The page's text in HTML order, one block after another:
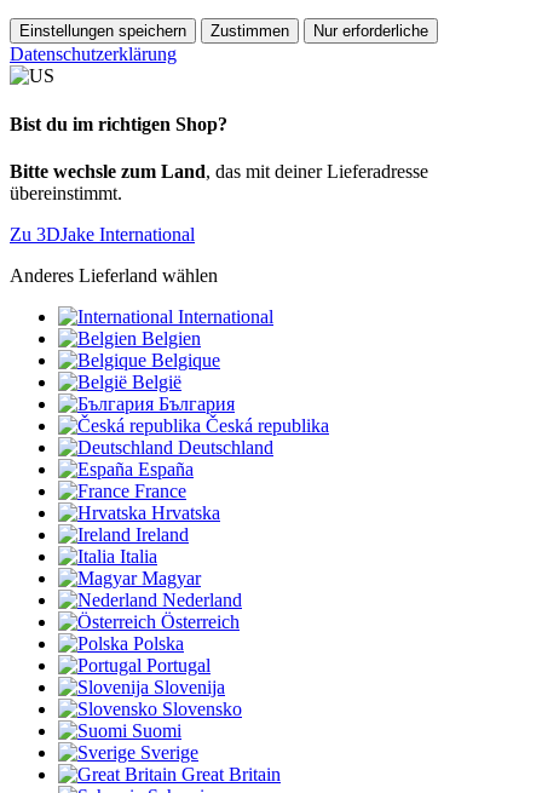
Einstellungen speichern Zustimmen Nur erforderliche
Datenschutzerklärung
Bist du im richtigen Shop?
Bitte wechsle zum Land, das mit deiner Lieferadresse
übereinstimmt.
Zu 3DJake International
Anderes Lieferland wählen
International
Belgien
Belgique
België
България
Česká republika
Deutschland
España
France
Hrvatska
Ireland
Italia
Magyar
Nederland
Österreich
Polska
Portugal
Slovenija
Slovensko
Suomi
Sverige
Great Britain